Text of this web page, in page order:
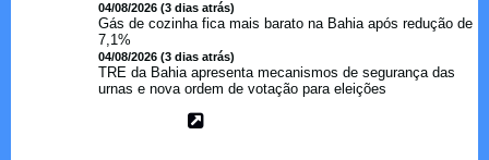
04/08/2026 (3 dias atrás)
Gás de cozinha fica mais barato na Bahia após redução de
7,1%
04/08/2026 (3 dias atrás)
TRE da Bahia apresenta mecanismos de segurança das
urnas e nova ordem de votação para eleições